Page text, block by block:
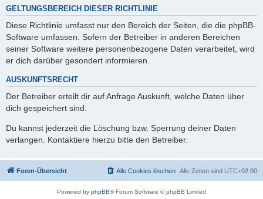
GELTUNGSBEREICH DIESER RICHTLINIE
Diese Richtlinie umfasst nur den Bereich der Seiten, die die phpBB-
Software umfassen. Sofern der Betreiber in anderen Bereichen
seiner Software weitere personenbezogene Daten verarbeitet, wird
er dich darüber gesondert informieren.
AUSKUNFTSRECHT
Der Betreiber erteilt dir auf Anfrage Auskunft, welche Daten über
dich gespeichert sind.
Du kannst jederzeit die Löschung bzw. Sperrung deiner Daten
verlangen. Kontaktiere hierzu bitte den Betreiber.
Foren-Übersicht Alle Zeiten sind UTC+02:00
Alle Cookies löschen
Powered by phpBB® Forum Software © phpBB Limited